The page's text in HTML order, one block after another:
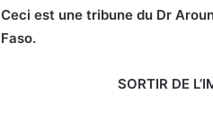
Ceci est une tribune du Dr
Faso.
SORTIR DE